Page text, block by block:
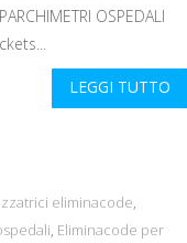
OSPEDALI
LEGGI TUTTO
eliminacode,
, Eliminacode per